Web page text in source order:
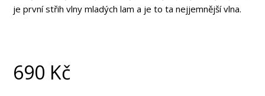
je první střih vlny mladých lam a je to ta nejjemnější vlna.
690 Kč